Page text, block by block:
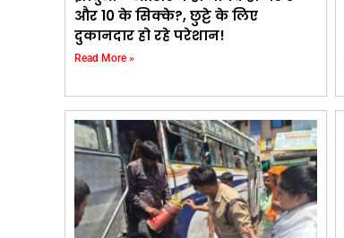
और ₹10 के सिक्के?, छुट्टे के लिए
दुकानदार हो रहे परेशान!
Read More »